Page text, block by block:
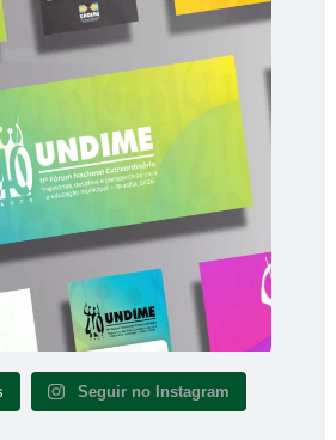
Seguir no Instagram